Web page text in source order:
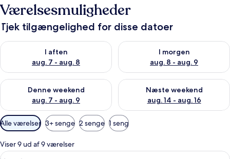
Værelsesmuligheder
Tjek tilgængelighed for disse datoer
I aften
aug. 7 - aug. 8
Tjek tilgængelighed for i aften aug. 7 - aug. 8
I morgen
aug. 8 - aug. 9
Tjek tilgængelighed for i
Denne weekend
aug. 7 - aug. 9
Tjek tilgængelighed for denne weekend aug. 7 - aug. 9
Næste weekend
aug. 14 - aug. 16
Tjek tilgængelighed for næste
Tilgængelige
filtre
for
værelser
Alle værelser 3+ senge 2 senge 1 seng
Viser 9 ud af 9 værelser
Indlæs
Et soveværelse med en bærbar